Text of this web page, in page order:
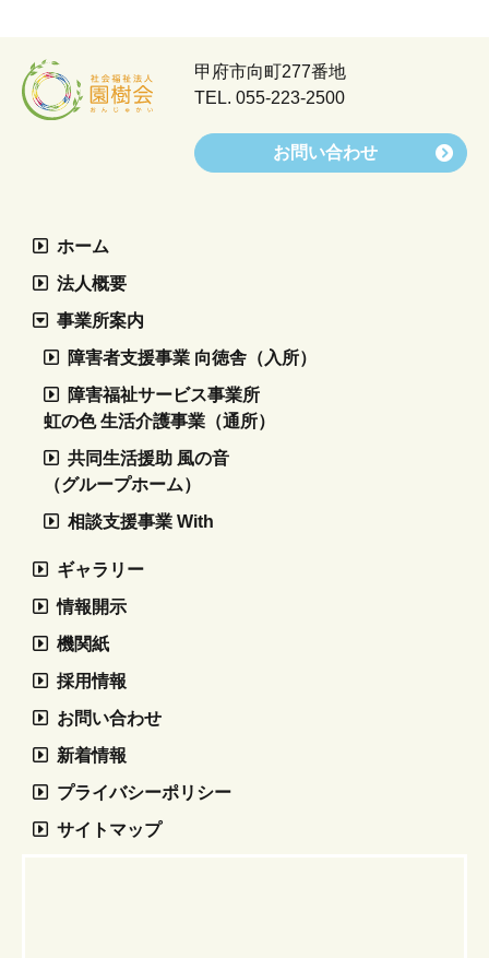
甲府市向町277番地
TEL. 055-223-2500
お問い合わせ
ホーム
法人概要
事業所案内
障害者支援事業 向徳舎（入所）
障害福祉サービス事業所
虹の色 生活介護事業（通所）
共同生活援助 風の音
（グループホーム）
相談支援事業 With
ギャラリー
情報開示
機関紙
採用情報
お問い合わせ
新着情報
プライバシーポリシー
サイトマップ